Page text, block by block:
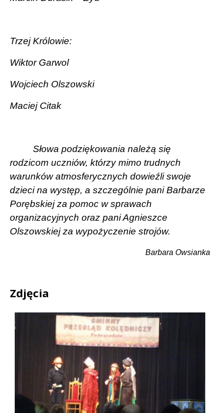
Trzej Królowie:
Wiktor Garwol
Wojciech Olszowski
Maciej Citak
Słowa podziękowania należą się
rodzicom uczniów, którzy mimo trudnych
warunków atmosferycznych dowieźli swoje
dzieci na występ, a szczególnie pani Barbarze
Porębskiej za pomoc w sprawach
organizacyjnych oraz pani Agnieszce
Olszowskiej za wypożyczenie strojów.
Barbara Owsianka
Zdjęcia